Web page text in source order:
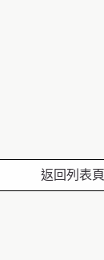
返回列表頁